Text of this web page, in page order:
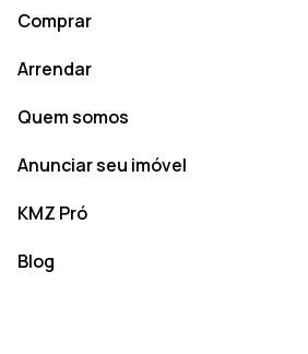
Comprar
Arrendar
Quem somos
Anunciar seu imóvel
KMZ Pró
Blog